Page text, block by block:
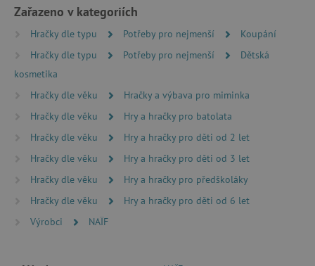
Zařazeno v kategoriích
Hračky dle typu Potřeby pro nejmenší
Koupání
Hračky dle typu
Potřeby pro nejmenší
Dětská
kosmetika
Hračky dle věku
Hračky a výbava pro miminka
Hračky dle věku
Hry a hračky pro batolata
Hračky dle věku
Hry a hračky pro děti od 2 let
Hračky dle věku
Hry a hračky pro děti od 3 let
Hračky dle věku
Hry a hračky pro předškoláky
Hračky dle věku
Hry a hračky pro děti od 6 let
Výrobci
NAÏF
ANALYTICKÉ COOKIES
MARKETINGOVÉ COOKIES
Nezbytně nutné soubory cookie umožňují
základní funkce webových stránek, jako je